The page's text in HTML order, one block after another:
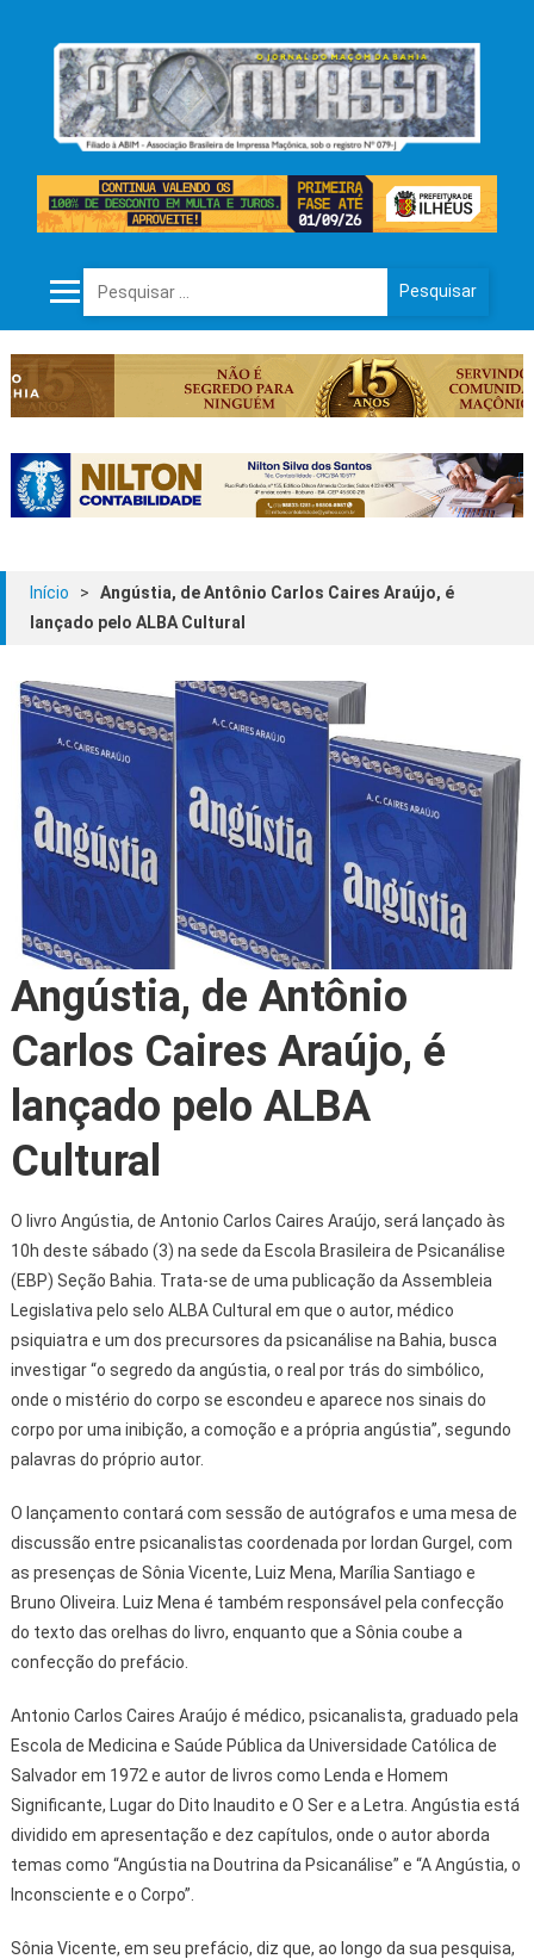
Pesquisar por:
Início >
Angústia, de Antônio Carlos Caires Araújo, é
lançado pelo ALBA Cultural
Angústia, de Antônio
Carlos Caires Araújo, é
lançado pelo ALBA
Cultural
O livro Angústia, de Antonio Carlos Caires Araújo, será lançado às
10h deste sábado (3) na sede da Escola Brasileira de Psicanálise
(EBP) Seção Bahia. Trata-se de uma publicação da Assembleia
Legislativa pelo selo ALBA Cultural em que o autor, médico
psiquiatra e um dos precursores da psicanálise na Bahia, busca
investigar “o segredo da angústia, o real por trás do simbólico,
onde o mistério do corpo se escondeu e aparece nos sinais do
corpo por uma inibição, a comoção e a própria angústia”, segundo
palavras do próprio autor.
O lançamento contará com sessão de autógrafos e uma mesa de
discussão entre psicanalistas coordenada por Iordan Gurgel, com
as presenças de Sônia Vicente, Luiz Mena, Marília Santiago e
Bruno Oliveira. Luiz Mena é também responsável pela confecção
do texto das orelhas do livro, enquanto que a Sônia coube a
confecção do prefácio.
Antonio Carlos Caires Araújo é médico, psicanalista, graduado pela
Escola de Medicina e Saúde Pública da Universidade Católica de
Salvador em 1972 e autor de livros como Lenda e Homem
Significante, Lugar do Dito Inaudito e O Ser e a Letra. Angústia está
dividido em apresentação e dez capítulos, onde o autor aborda
temas como “Angústia na Doutrina da Psicanálise” e “A Angústia, o
Inconsciente e o Corpo”.
Sônia Vicente, em seu prefácio, diz que, ao longo da sua pesquisa,